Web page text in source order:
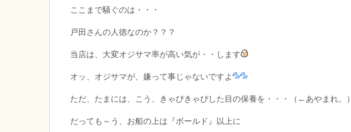
ここまで騒ぐのは・・・
戸田さんの人徳なのか？？？
当店は、大変オジサマ率が高い気が・・します
オッ、オジサマが、嫌って事じゃないですよ
ただ、たまには、こう、きゃぴきゃぴした目の保養を・・・（←あやまれ。）
だっても～う、お船の上は『ボールド』以上に